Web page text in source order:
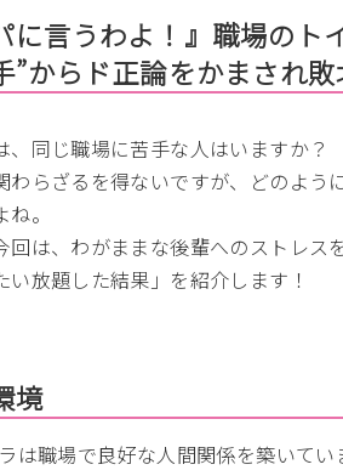
に言うわよ！』職場の
”からド正論をかまされ
、同じ職場に苦手な人はいますか？
わらざるを得ないですが、どのよう
。
回は、わがままな後輩へのストレ
い放題した結果」を紹介します！
境
は職場で良好な人間関係を築いてい